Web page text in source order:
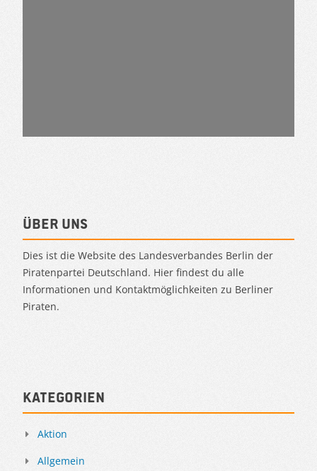
Über uns
Dies ist die Website des Landesverbandes Berlin der
Piratenpartei Deutschland. Hier findest du alle
Informationen und Kontaktmöglichkeiten zu Berliner
Piraten.
Kategorien
Aktion
Allgemein